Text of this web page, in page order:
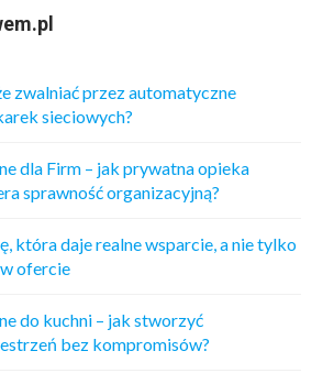
zwalniać przez automatyczne
sieciowych?
dla Firm – jak prywatna opieka
sprawność organizacyjną?
która daje realne wsparcie, a nie tylko
ofercie
do kuchni – jak stworzyć
bez kompromisów?